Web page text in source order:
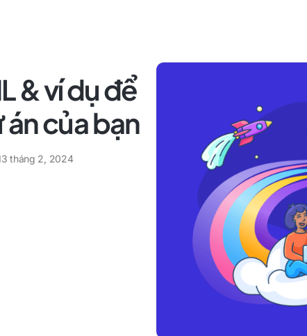
& ví dụ để
của bạn
tháng 2, 2024